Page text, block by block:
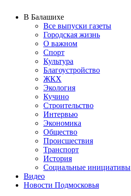
В Балашихе
Все выпуски газеты
Городская жизнь
О важном
Спорт
Культура
Благоустройство
ЖКХ
Экология
Кучино
Строительство
Интервью
Экономика
Общество
Происшествия
Транспорт
История
Социальные инициативы
Видео
Новости Подмосковья